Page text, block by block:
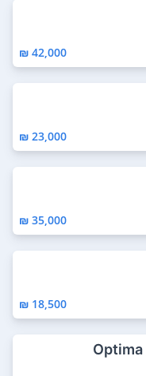
42,000 ₪
23,000 ₪
35,000 ₪
18,500 ₪